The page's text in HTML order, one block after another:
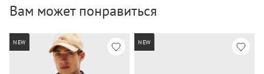
Вам может понравиться
NEW NEW